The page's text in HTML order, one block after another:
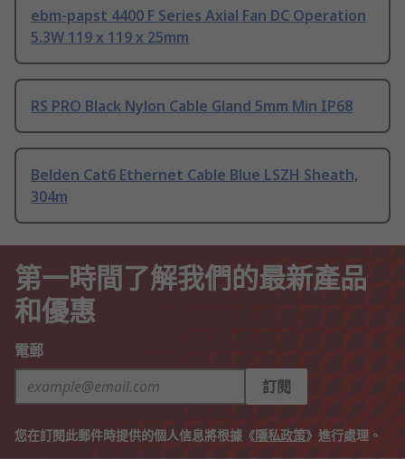
ebm-papst 4400 F Series Axial Fan DC Operation
5.3W 119 x 119 x 25mm
RS PRO Black Nylon Cable Gland 5mm Min IP68
Belden Cat6 Ethernet Cable Blue LSZH Sheath,
304m
第一時間了解我們的最新產品
和優惠
電郵
訂閱
您在訂閱此郵件時提供的個人信息將根據《隱私政策》進行處理。